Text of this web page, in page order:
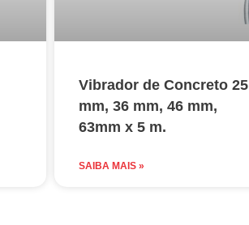
Vibrador de Concreto 25
mm, 36 mm, 46 mm,
63mm x 5 m.
SAIBA MAIS »